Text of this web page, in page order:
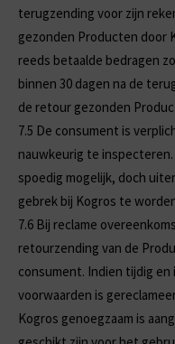
terugzending voor zijn
gezonden Producten door
reeds betaalde bedragen
binnen 30 dagen na de
de retour gezonden
7.5 De consument is
nauwkeurig te
spoedig mogelijk, doch
gebrek bij Kogros te
7.6 Bij reclame
retourzending van de
consument. Indien tijdig
voorwaarden is
Kogros genoegzaam is